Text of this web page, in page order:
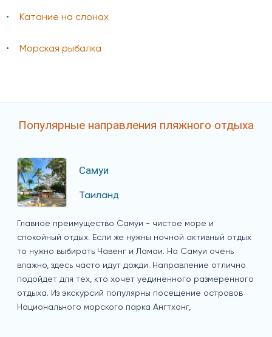
Катание на слонах
Морская рыбалка
Популярные направления пляжного отдыха
Самуи
Таиланд
Главное преимущество Самуи - чистое море и
спокойный отдых. Если же нужны ночной активный отдых
то нужно выбирать Чавенг и Ламаи. На Самуи очень
влажно, здесь часто идут дожди. Направление отлично
подойдет для тех, кто хочет уединенного размеренного
отдыха. Из экскурсий популярны посещение островов
Национального морского парка Ангтхонг,